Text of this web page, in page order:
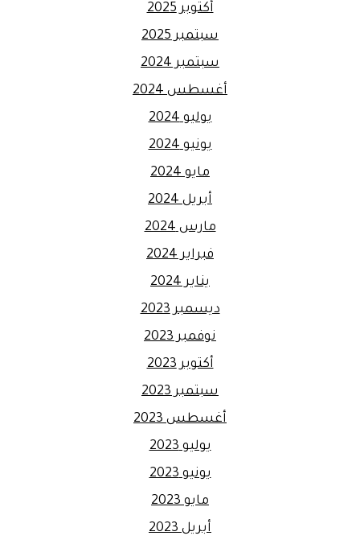
أكتوبر 2025
سبتمبر 2025
سبتمبر 2024
أغسطس 2024
يوليو 2024
يونيو 2024
مايو 2024
أبريل 2024
مارس 2024
فبراير 2024
يناير 2024
ديسمبر 2023
نوفمبر 2023
أكتوبر 2023
سبتمبر 2023
أغسطس 2023
يوليو 2023
يونيو 2023
مايو 2023
أبريل 2023